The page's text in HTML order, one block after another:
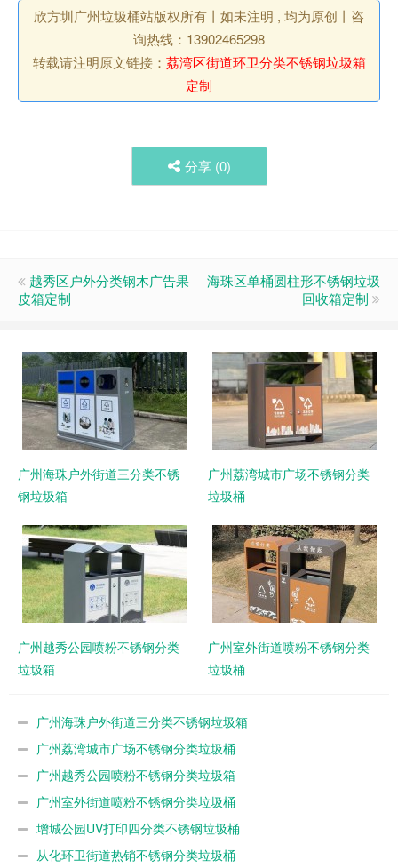
欣方圳广州垃圾桶站版权所有丨如未注明 , 均为原创丨咨
询热线：13902465298
转载请注明原文链接： 荔湾区街道环卫分类不锈钢垃圾箱
定制
分享 (0)
越秀区户外分类钢木广告果
皮箱定制
海珠区单桶圆柱形不锈钢垃圾
回收箱定制
广州海珠户外街道三分类不锈
钢垃圾箱
广州荔湾城市广场不锈钢分类
垃圾桶
广州越秀公园喷粉不锈钢分类
垃圾箱
广州室外街道喷粉不锈钢分类
垃圾桶
广州海珠户外街道三分类不锈钢垃圾箱
广州荔湾城市广场不锈钢分类垃圾桶
广州越秀公园喷粉不锈钢分类垃圾箱
广州室外街道喷粉不锈钢分类垃圾桶
增城公园UV打印四分类不锈钢垃圾桶
从化环卫街道热销不锈钢分类垃圾桶